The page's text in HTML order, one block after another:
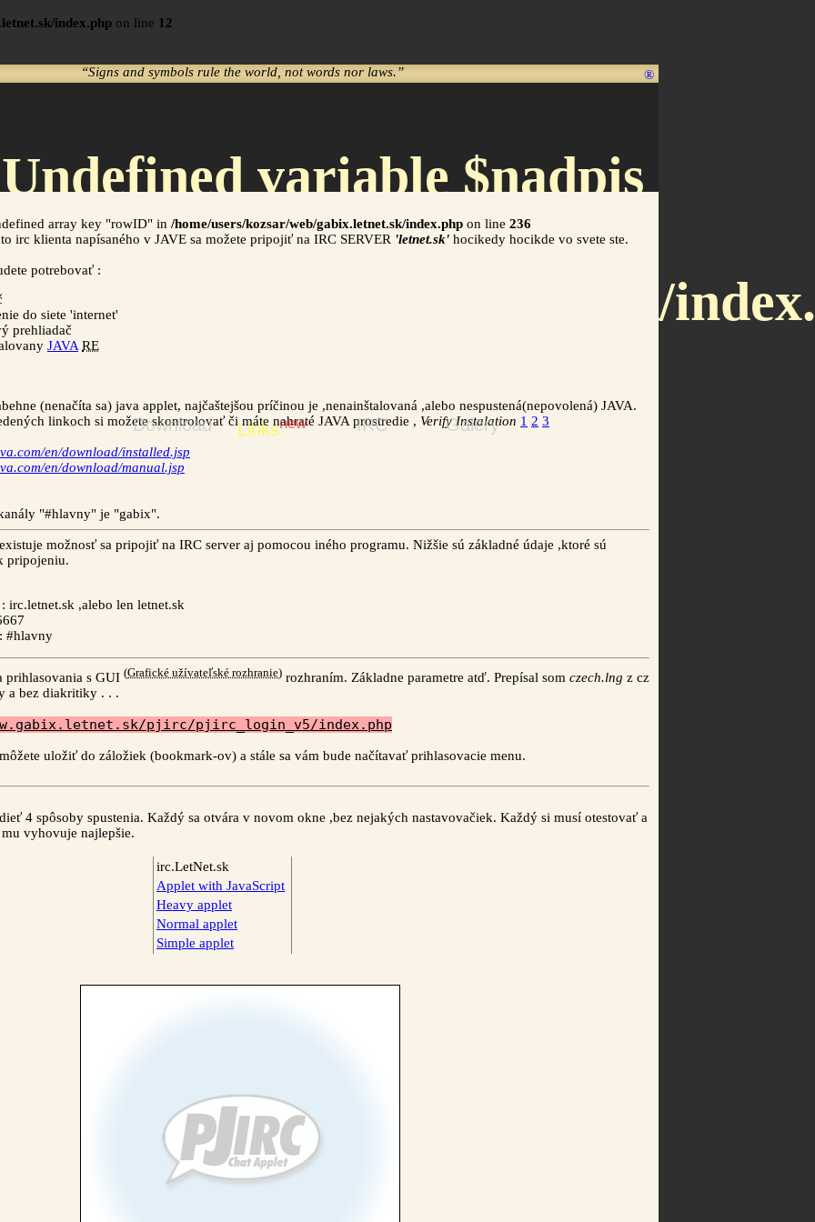
index.php on line 12
®
“Signs and symbols rule the world, not words nor laws.”
variable $nadpis
in
kozsar/web/gabix.letnet.sk/
on line
- Download Linksnew IRC Galery
array key "rowID" in /home/users/kozsar/web/gabix.letnet.sk/index.php on line 236
irc klienta napísaného v JAVE sa možete pripojiť na IRC SERVER 'letnet.sk' hocikedy hocikde vo svete ste.
potrebovať :
do siete 'internet'
prehliadač
JAVA RE
(nenačíta sa) java applet, najčaštejšou príčinou je ,nenainštalovaná ,alebo nespustená(nepovolená) JAVA.
linkoch si možete skontrolovať či máte nahraté JAVA prostredie , Verify Instalation 1 2 3
en/download/installed.jsp
en/download/manual.jsp
"#hlavny" je "gabix".
možnosť sa pripojiť na IRC server aj pomocou iného programu. Nižšie sú základné údaje ,ktoré sú
pripojeniu.
: irc.letnet.sk ,alebo len letnet.sk
#hlavny
prihlasovania s GUI (Grafické užívateľské rozhranie) rozhraním. Základne parametre atď. Prepísal som czech.lng z cz
a bez diakritiky . . .
pjirc/pjirc_login_v5/index.php
uložiť do záložiek (bookmark-ov) a stále sa vám bude načítavať prihlasovacie menu.
4 spôsoby spustenia. Každý sa otvára v novom okne ,bez nejakých nastavovačiek. Každý si musí otestovať a
vyhovuje najlepšie.
irc.LetNet.sk
Applet with JavaScript
Heavy applet
Normal applet
Simple applet